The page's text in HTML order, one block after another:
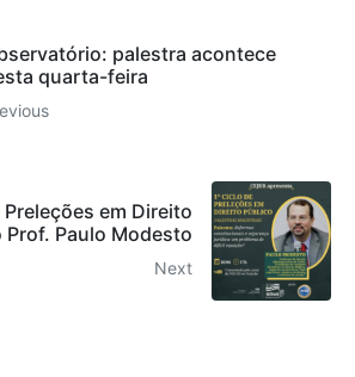
palestra acontece
quarta-feira
Preleções em Direito
Prof. Paulo Modesto
Next